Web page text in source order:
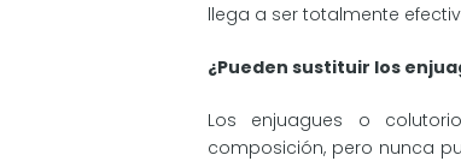
llega a ser totalmente
¿Pueden sustituir los
Los enjuagues o
composición, pero nunca